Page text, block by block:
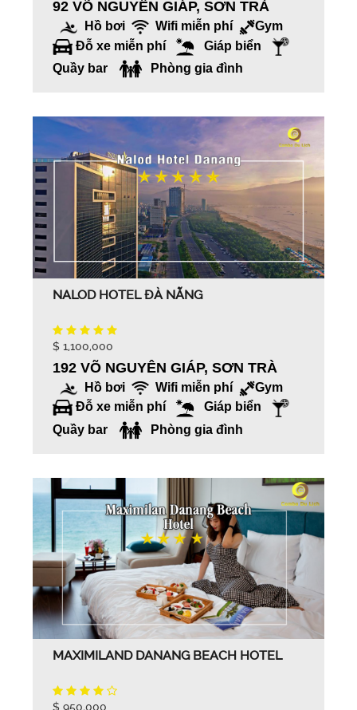
92 VÕ NGUYÊN GIÁP, SƠN TRÀ
Hồ bơi Wifi miễn phí
Gym
Đỗ xe miễn phí
Giáp biển
Quầy bar
Phòng gia đình
NALOD HOTEL ĐÀ NẴNG
$ 1,100,000
192 VÕ NGUYÊN GIÁP, SƠN TRÀ
Hồ bơi Wifi miễn phí
Gym
Đỗ xe miễn phí
Giáp biển
Quầy bar
Phòng gia đình
MAXIMILAND DANANG BEACH HOTEL
$ 950,000